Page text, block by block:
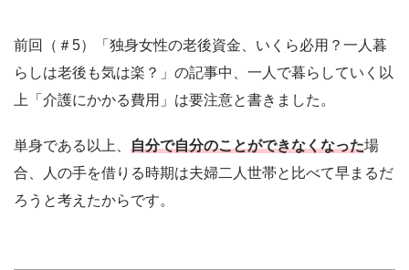
前回（＃5）「独身女性の老後資金、いくら必用？一人暮
らしは老後も気は楽？」の記事中、一人で暮らしていく以
上「介護にかかる費用」は要注意と書きました。
単身である以上、 自分で自分のことができなくなった場
合、人の手を借りる時期は夫婦二人世帯と比べて早まるだ
ろうと考えたからです。